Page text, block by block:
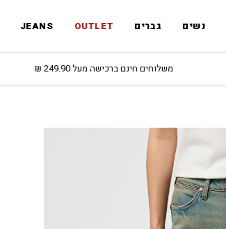
נשים גברים OUTLET
JEANS
משלוחים חינם ברכישה מעל 249.90 ₪